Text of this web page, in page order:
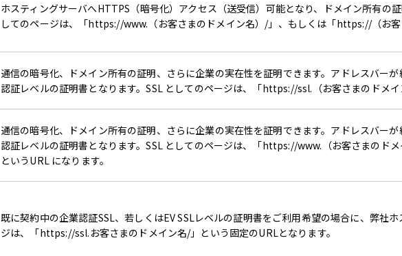
ホスティングサーバへHTTPS（暗号化）アクセス（送受信）可能となり、ドメイン所有の
してのページは、「https://www.（お客さまのドメイン名）/」、もしくは「https://（お客
通信の暗号化、ドメイン所有の証明、さらに企業の実在性を証明できます。アドレスバー
認証レベルの証明書となります。SSL としてのページは、「https://ssl.（お客さまのドメイ
通信の暗号化、ドメイン所有の証明、さらに企業の実在性を証明できます。アドレスバー
認証レベルの証明書となります。SSL としてのページは、「https://www.（お客さまのド
というURL になります。
既に契約中の企業認証SSL、若しくはEV SSLレベルの証明書をご利用希望の場合に、弊社
ジは、「https://ssl.お客さまのドメイン名/」という固定のURLとなります。